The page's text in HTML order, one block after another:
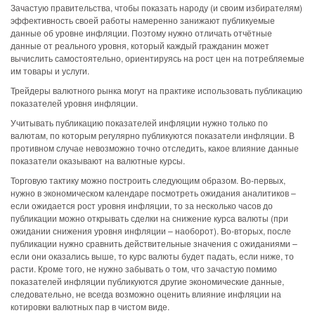
Зачастую правительства, чтобы показать народу (и своим избирателям)
эффективность своей работы намеренно занижают публикуемые
данные об уровне инфляции. Поэтому нужно отличать отчётные
данные от реального уровня, который каждый гражданин может
вычислить самостоятельно, ориентируясь на рост цен на потребляемые
им товары и услуги.
Трейдеры валютного рынка могут на практике использовать публикацию
показателей уровня инфляции.
Учитывать публикацию показателей инфляции нужно только по
валютам, по которым регулярно публикуются показатели инфляции. В
противном случае невозможно точно отследить, какое влияние данные
показатели оказывают на валютные курсы.
Торговую тактику можно построить следующим образом. Во-первых,
нужно в экономическом календаре посмотреть ожидания аналитиков –
если ожидается рост уровня инфляции, то за несколько часов до
публикации можно открывать сделки на снижение курса валюты (при
ожидании снижения уровня инфляции – наоборот). Во-вторых, после
публикации нужно сравнить действительные значения с ожиданиями –
если они оказались выше, то курс валюты будет падать, если ниже, то
расти. Кроме того, не нужно забывать о том, что зачастую помимо
показателей инфляции публикуются другие экономические данные,
следовательно, не всегда возможно оценить влияние инфляции на
котировки валютных пар в чистом виде.